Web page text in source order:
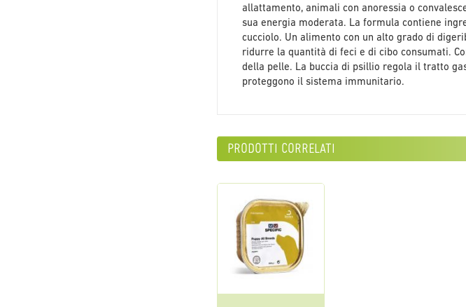
allattamento, animali con anoressia o
sua energia moderata. La formula contiene
cucciolo. Un alimento con un alto grado di
ridurre la quantità di feci e di cibo consumati.
della pelle. La buccia di psillio regola il tratto
proteggono il sistema immunitario.
prodotti correlati